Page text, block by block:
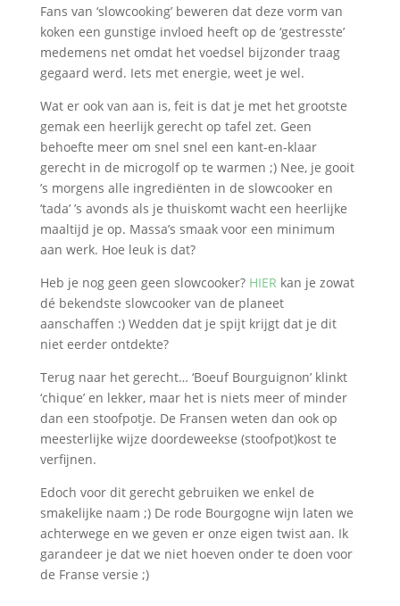
Fans van ‘slowcooking’ beweren dat deze vorm van
koken een gunstige invloed heeft op de ‘gestresste’
medemens net omdat het voedsel bijzonder traag
gegaard werd. Iets met energie, weet je wel.
Wat er ook van aan is, feit is dat je met het grootste
gemak een heerlijk gerecht op tafel zet. Geen
behoefte meer om snel snel een kant-en-klaar
gerecht in de microgolf op te warmen ;) Nee, je gooit
’s morgens alle ingrediënten in de slowcooker en
’tada’ ’s avonds als je thuiskomt wacht een heerlijke
maaltijd je op. Massa’s smaak voor een minimum
aan werk. Hoe leuk is dat?
Heb je nog geen geen slowcooker? HIER kan je zowat
dé bekendste slowcooker van de planeet
aanschaffen :) Wedden dat je spijt krijgt dat je dit
niet eerder ontdekte?
Terug naar het gerecht… ‘Boeuf Bourguignon’ klinkt
‘chique’ en lekker, maar het is niets meer of minder
dan een stoofpotje. De Fransen weten dan ook op
meesterlijke wijze doordeweekse (stoofpot)kost te
verfijnen.
Edoch voor dit gerecht gebruiken we enkel de
smakelijke naam ;) De rode Bourgogne wijn laten we
achterwege en we geven er onze eigen twist aan. Ik
garandeer je dat we niet hoeven onder te doen voor
de Franse versie ;)